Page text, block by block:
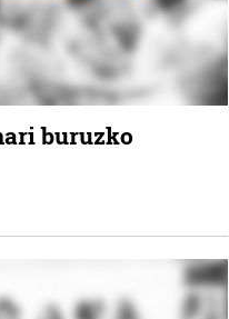
buruzko